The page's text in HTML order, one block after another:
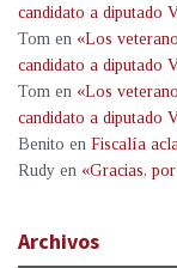
candidato a diputado
Tom en «Los
candidato a diputado
Tom en «Los
candidato a diputado
Benito en Fiscalía
Rudy en «Gracias,
Archivos